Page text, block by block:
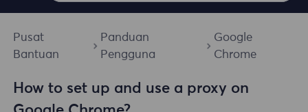
Pusat
Bantuan
Panduan
Pengguna
Google
Chrome
How to set up and use a proxy on